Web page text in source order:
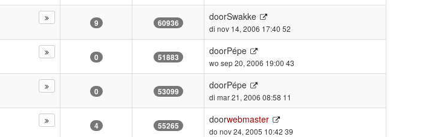
9 60936
doorSwakke
di nov 14, 2006 17:40 52
0 51883
doorPépe
wo sep 20, 2006 19:00 43
0 53099
doorPépe
di mar 21, 2006 08:58 11
4 55265
doorwebmaster
do nov 24, 2005 10:42 39